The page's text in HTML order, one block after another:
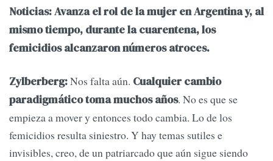
Noticias: Avanza el rol de la mujer en Argentina y, al
mismo tiempo, durante la cuarentena, los
femicidios alcanzaron números atroces.
Zylberberg:Nos falta aún. Cualquier cambio
paradigmático toma muchos años. No es que se
empieza a mover y entonces todo cambia. Lo de los
femicidios resulta siniestro. Y hay temas sutiles e
invisibles, creo, de un patriarcado que aún sigue siendo